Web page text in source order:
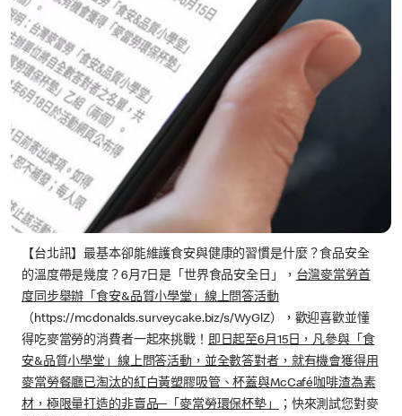
【台北訊】最基本卻能維護食安與健康的習慣是什麼？食品安全
的溫度帶是幾度？6月7日是「世界食品安全日」， 台灣麥當勞首
度同步舉辦「食安&品質小學堂」線上問答活動
（https://mcdonalds.surveycake.biz/s/WyGlZ），歡迎喜歡並懂
得吃麥當勞的消費者一起來挑戰！ 即日起至6月15日，凡參與「食
安&品質小學堂」線上問答活動，並全數答對者，就有機會獲得用
麥當勞餐廳已淘汰的紅白黃塑膠吸管、杯蓋與McCafé咖啡渣為素
材，極限量打造的非賣品─「麥當勞環保杯墊」
；快來測試您對麥